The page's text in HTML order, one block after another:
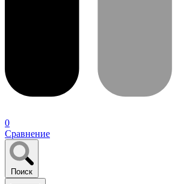
0
Сравнение
Поиск